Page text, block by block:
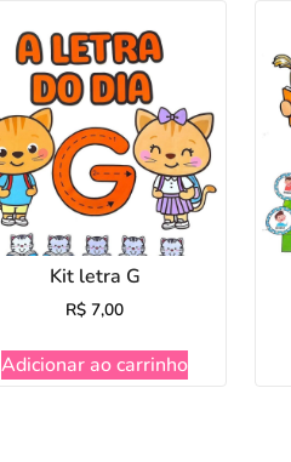
Kit letra G
R$ 7,00
Adicionar ao carrinho